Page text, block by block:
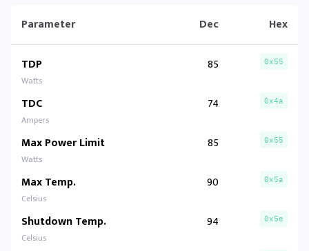
Parameter Dec Hex
TDP
Watts
85 0x55
TDC
Ampers
74 0x4a
Max Power Limit
Watts
85 0x55
Max Temp.
Celsius
90 0x5a
Shutdown Temp.
Celsius
94 0x5e